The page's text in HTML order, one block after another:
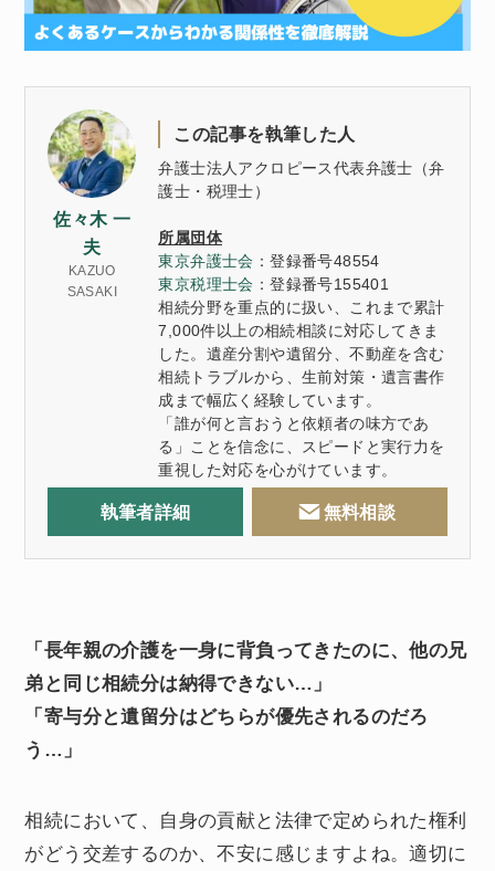
佐々木 一
夫
KAZUO
SASAKI
この記事を執筆した人
弁護士法人アクロピース代表弁護士（弁
護士・税理士）
所属団体
東京弁護士会 ：登録番号48554
東京税理士会 ：登録番号155401
相続分野を重点的に扱い、これまで累計
7,000件以上の相続相談に対応してきま
した。遺産分割や遺留分、不動産を含む
相続トラブルから、生前対策・遺言書作
成まで幅広く経験しています。
「誰が何と言おうと依頼者の味方であ
る」ことを信念に、スピードと実行力を
重視した対応を心がけています。
執筆者詳細 無料相談
「長年親の介護を一身に背負ってきたのに、他の兄
弟と同じ相続分は納得できない…」
「寄与分と遺留分はどちらが優先されるのだろ
う…」
相続において、自身の貢献と法律で定められた権利
がどう交差するのか、不安に感じますよね。適切に